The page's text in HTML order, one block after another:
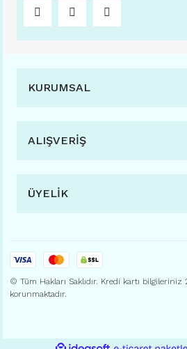
KURUMSAL
ALIŞVERİŞ
ÜYELİK
© Tüm Hakları Saklıdır. Kredi kartı bilgileriniz
korunmaktadır.